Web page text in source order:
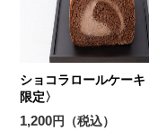
ショコラロールケーキ
限定〉
1,200円（税込）